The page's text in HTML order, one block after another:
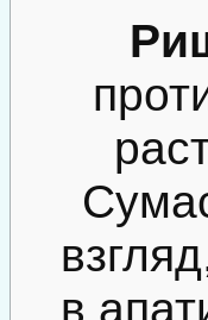
в